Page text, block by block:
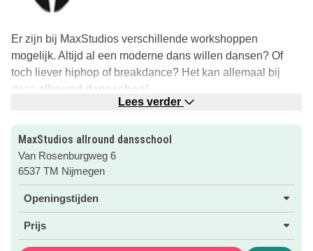
Er zijn bij MaxStudios verschillende workshoppen
mogelijk. Altijd al een moderne dans willen dansen? Of
toch liever hiphop of breakdance? Het kan allemaal bij
deze
allround dansschool
de dansschool. Bij MaxStudios ben je dus echt aan het
goede adres voor een swingend en kei leuk kinderfeestje!
Klik voor meer informatie via de roze button gelijk door
naar de site!
Kijk voor meer dansfeestjes eens in ons
Kinderfeestjes: muziek, dans & circus!
Lees verder
MaxStudios allround dansschool
Van Rosenburgweg 6
6537 TM Nijmegen
Openingstijden
Prijs